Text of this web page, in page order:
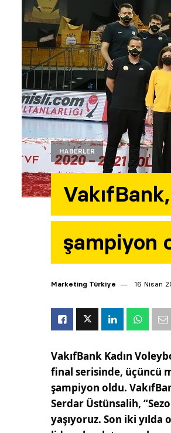
HABERLER
şampiyon
Marketing Türkiye 16 Nisan
VakıfBank Kadın
final serisinde, üçüncü
şampiyon oldu.
Serdar Üstünsalih,
yaşıyoruz. Son iki yılda